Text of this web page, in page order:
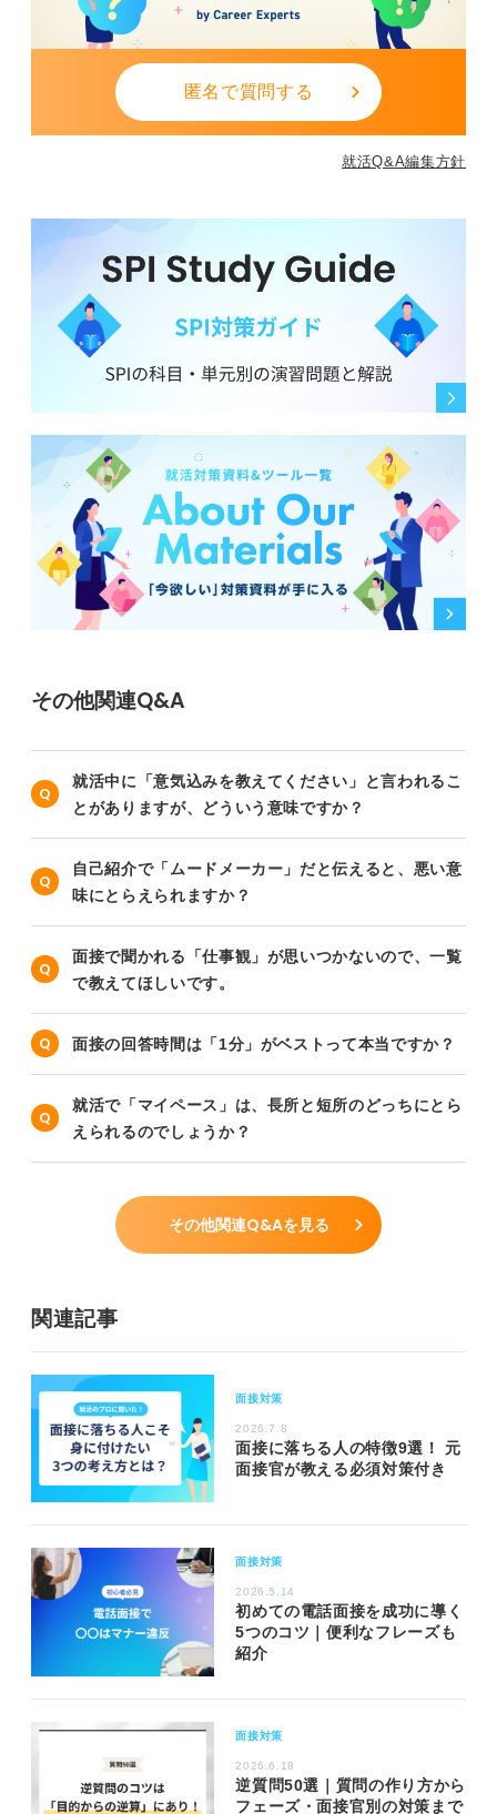
匿名で質問する
就活Q&A編集方針
その他関連Q&A
就活中に「意気込みを教えてください」と言われるこ
とがありますが、どういう意味ですか？
自己紹介で「ムードメーカー」だと伝えると、悪い意
味にとらえられますか？
面接で聞かれる「仕事観」が思いつかないので、一覧
で教えてほしいです。
面接の回答時間は「1分」がベストって本当ですか？
就活で「マイペース」は、長所と短所のどっちにとら
えられるのでしょうか？
その他関連Q&Aを見る
関連記事
面接対策
2026.7.8
面接に落ちる人の特徴9選！ 元
面接官が教える必須対策付き
面接対策
2026.5.14
初めての電話面接を成功に導く
5つのコツ｜便利なフレーズも
紹介
面接対策
2026.6.18
逆質問50選｜質問の作り方から
フェーズ・面接官別の対策まで